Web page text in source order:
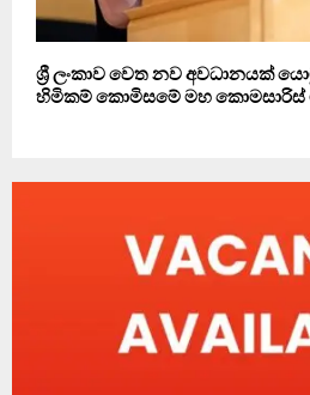
ශ්‍රී ලංකාව වෙත නව අවධානයක්
හිමිකම් කොමිසමේ මහ කොමසාරිස්